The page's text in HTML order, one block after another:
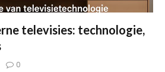
televisies: technologie,
0